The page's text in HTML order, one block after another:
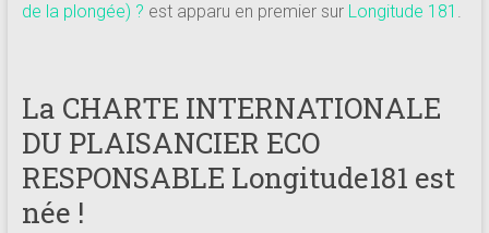
de la plongée) ? est apparu en premier sur Longitude 181 .
La CHARTE INTERNATIONALE
DU PLAISANCIER ECO
RESPONSABLE Longitude181 est
née !